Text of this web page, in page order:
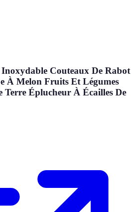
Couteaux De Rabot
À Melon Fruits Et Légumes
Terre Éplucheur À Écailles De